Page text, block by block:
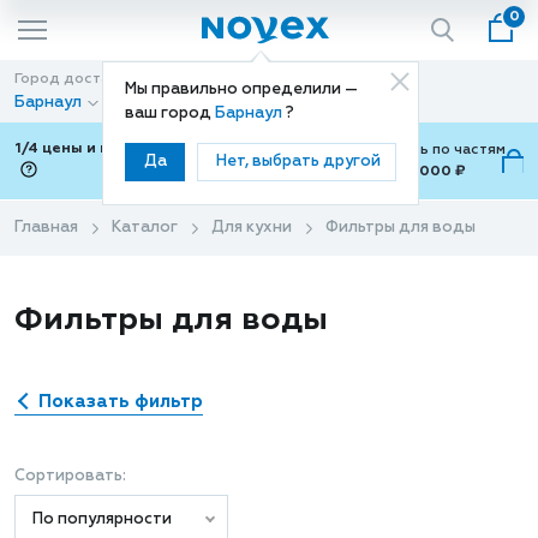
Мы правильно определили —
ваш город Барнаул ?
Да Нет, выбрать другой
0
Город доставки
Барнаул
Способ доставки
Доставка
1/4 цены и покупки ваши с Подели
Можно оплатить по частям
от 700 ₽ до 15,000 ₽
Главная Каталог Для кухни Фильтры для воды
Фильтры для воды
Показать фильтр
Сортировать:
По популярности